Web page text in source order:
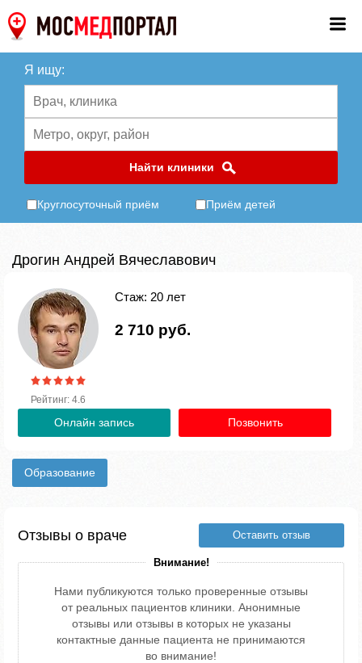
Я ищу:
Найти клиники
Круглосуточный приём Приём детей
Дрогин Андрей Вячеславович
Рейтинг: 4.6
Стаж: 20 лет
2 710 руб.
Онлайн запись Позвонить
Образование
Отзывы о враче Оставить отзыв
Внимание!
Нами публикуются только проверенные отзывы
от реальных пациентов клиники. Анонимные
отзывы или отзывы в которых не указаны
контактные данные пациента не принимаются
во внимание!